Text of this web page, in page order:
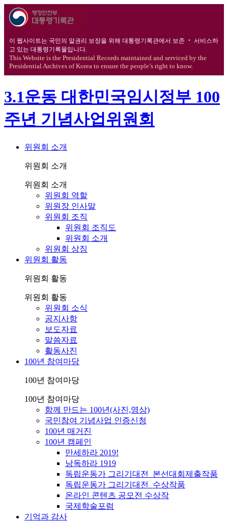
이 웹사이트는 국민의 알권리 보장을 위해 대통령기록관에서 보존 ‧ 서비스하
고 있는 대통령기록물입니다.
This Website is the Presidential Records maintained and serviced by the
Presidential Archives of Korea to ensure the people’s right to know.
3.1운동 대한민국임시정부 100
주년 기념사업위원회
위원회 소개
위원회 소개
위원회 소개
위원회 역할
위원장 인사말
위원회 조직
위원회 조직도
위원회 소개
위원회 상징
위원회 활동
위원회 활동
위원회 활동
위원회 소식
공지사항
보도자료
말씀자료
활동사진
100년 참여마당
100년 참여마당
100년 참여마당
함께 만드는 100년(사진,영상)
국민참여 기념사업 인증신청
100년 매거진
100년 캠페인
만세하라 2019!
낭독하라 1919
독립운동가 그리기대전_본선대회제출작품
독립운동가 그리기대전_수상작품
온라인 콘텐츠 공모전 수상작
국제학술포럼
기억과 감사